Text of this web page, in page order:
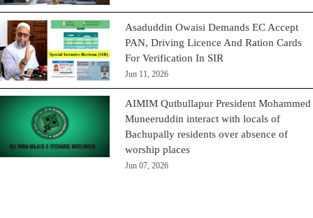
Asaduddin Owaisi Demands EC Accept
PAN, Driving Licence And Ration Cards
For Verification In SIR
Jun 11, 2026
AIMIM Qutbullapur President Mohammed
Muneeruddin interact with locals of
Bachupally residents over absence of
worship places
Jun 07, 2026